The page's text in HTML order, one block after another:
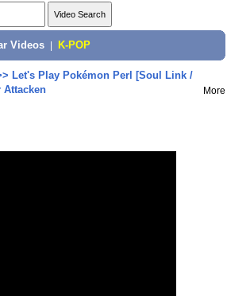
Videos K-POP
Let's Play Pokémon Perl [Soul Link /
Attacken
More